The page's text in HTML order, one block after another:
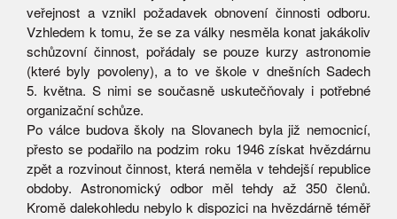
veřejnost a vznikl požadavek obnovení činnosti odboru.
Vzhledem k tomu, že se za války nesměla konat jakákoliv
schůzovní činnost, pořádaly se pouze kurzy astronomie
(které byly povoleny), a to ve škole v dnešních Sadech
5. května. S nimi se současně uskutečňovaly i potřebné
organizační schůze.
Po válce budova školy na Slovanech byla již nemocnicí,
přesto se podařilo na podzim roku 1946 získat hvězdárnu
zpět a rozvinout činnost, která neměla v tehdejší republice
obdoby. Astronomický odbor měl tehdy až 350 členů.
Kromě dalekohledu nebylo k dispozici na hvězdárně téměř